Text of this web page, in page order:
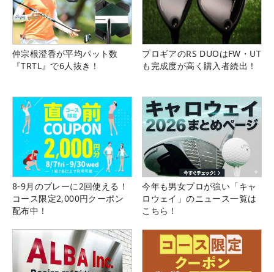
仲宗根澄香が平均パット数
『TRTL』で6人抜き！
プロギアのRS DUOはFW・UT
も完成度が高く購入者続出！
8-9月のプレーに2回使える！
コース限定2,000円クーポン
配布中！
今年も男女プロが強い「キャ
ロウェイ」のニュース一覧は
こちら！